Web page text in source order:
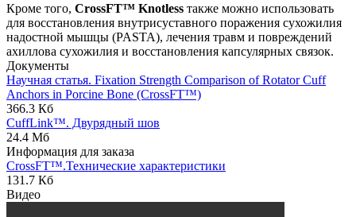
Кроме того, CrossFT™ Knotless также можно использовать
для восстановления внутрисуставного поражения сухожилия
надостной мышцы (PASTA), лечения травм и повреждений
ахиллова сухожилия и восстановления капсулярных связок.
Документы
Научная статья. Fixation Strength Comparison of Rotator Cuff
Anchors in Porcine Bone (CrossFT™)
366.3 Кб
CuffLink™. Двурядный шов
24.4 Мб
Информация для заказа
CrossFT™.Технические характеристики
131.7 Кб
Видео